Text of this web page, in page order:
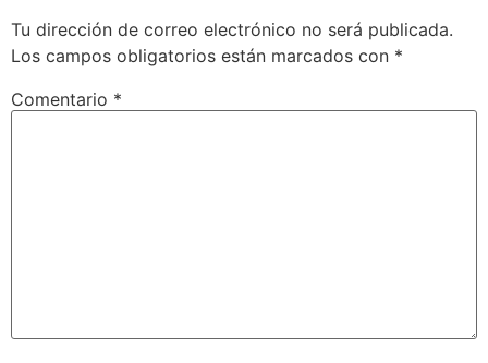
Tu dirección de correo electrónico no será publicada.
Los campos obligatorios están marcados con *
Comentario *